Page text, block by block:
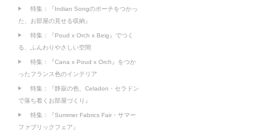
特集：『Indian Songのポーチをつかっ
た、お部屋の見せる収納』
特集：『Poud x Orch x Beig』でつく
る、ふんわりやさしい空間
特集：『Cana x Poud x Orch』をつか
ったフランス色のインテリア
特集：『静寂の色、Celadon・セラドン
で落ち着くお部屋づくり』
特集：『Summer Fabrics Fair・サマー
ファブリックフェア』